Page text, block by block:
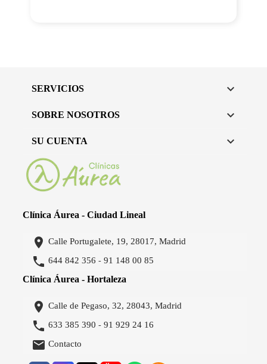
SERVICIOS 
SOBRE NOSOTROS 
SU CUENTA 
Clínica Áurea - Ciudad Lineal
 Calle Portugalete, 19, 28017, Madrid
 644 842 356 -91 148 00 85
Clínica Áurea - Hortaleza
 Calle de Pegaso, 32, 28043, Madrid
 633 385 390 -91 929 24 16
 Contacto